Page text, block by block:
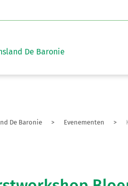
De Baronie > Evenementen >